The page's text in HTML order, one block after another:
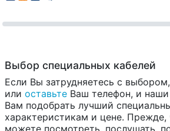
Выбор специальных кабелей
Если Вы затрудняетесь с
или оставьте Ваш телефон, и
Вам подобрать лучший
характеристикам и цене. Прежде,